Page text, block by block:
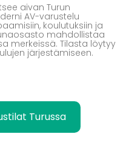
aivan Turun
AV-varustelu
koulutuksiin ja
mahdollistaa
merkeissä. Tilasta löytyy
järjestämiseen.
Turussa